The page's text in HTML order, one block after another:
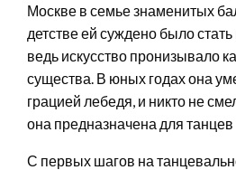
Москве в семье знаменитых
детстве ей суждено было стать
ведь искусство пронизывало
существа. В юных годах она
грацией лебедя, и никто не
она предназначена для
С первых шагов на